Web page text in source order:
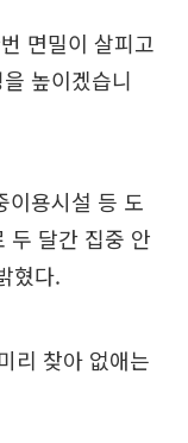
면밀이 살피고
높이겠습니
이용시설 등 도
두 달간 집중 안
혔다.
리 찾아 없애는